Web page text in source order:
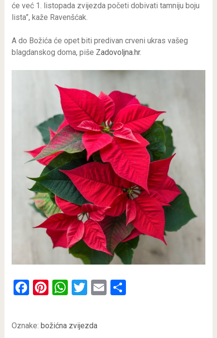
će već 1. listopada zvijezda početi dobivati tamniju boju
lista”, kaže Ravenšćak.
A do Božića će opet biti predivan crveni ukras vašeg
blagdanskog doma, piše Zadovoljna.hr.
Facebook
Pinterest
WhatsApp
Twitter
EmailShare
Oznake: božićna zvijezda